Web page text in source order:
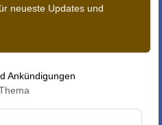
neueste Updates und
Ankündigungen